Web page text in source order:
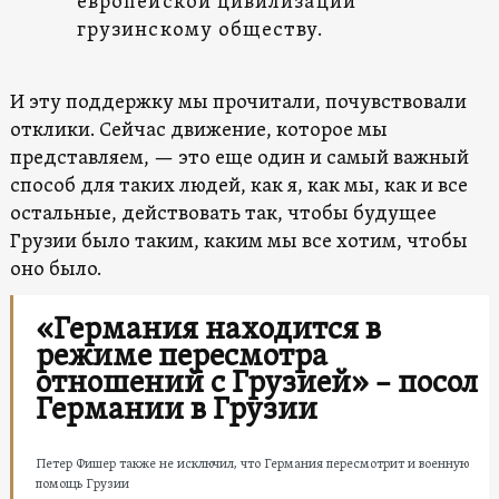
грузинскому обществу.
И эту поддержку мы прочитали, почувствовали
отклики. Сейчас движение, которое мы
представляем, — это еще один и самый важный
способ для таких людей, как я, как мы, как и все
остальные, действовать так, чтобы будущее
Грузии было таким, каким мы все хотим, чтобы
оно было.
«Германия находится в
режиме пересмотра
отношений с Грузией» – посол
Германии в Грузии
Петер Фишер также не исключил, что Германия пересмотрит и военную
помощь Грузии